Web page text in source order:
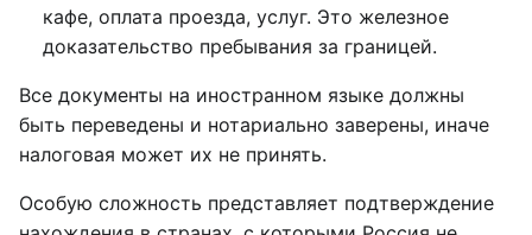
кафе, оплата проезда, услуг. Это железное
доказательство пребывания за границей.
Все документы на иностранном языке должны
быть переведены и нотариально заверены, иначе
налоговая может их не принять.
Особую сложность представляет подтверждение